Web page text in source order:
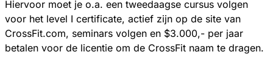
Hiervoor moet je o.a. een tweedaagse cursus volgen
voor het level I certificate, actief zijn op de site van
CrossFit.com, seminars volgen en $3.000,- per jaar
betalen voor de licentie om de CrossFit naam te dragen.